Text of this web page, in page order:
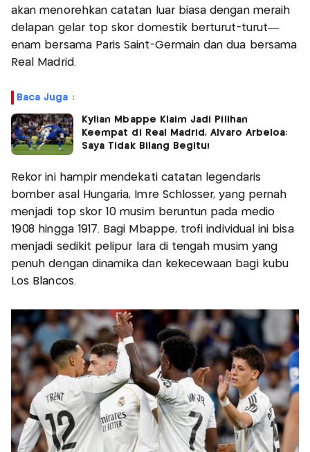
akan menorehkan catatan luar biasa dengan meraih
delapan gelar top skor domestik berturut-turut—
enam bersama Paris Saint-Germain dan dua bersama
Real Madrid.
Baca Juga :
Kylian Mbappe Klaim Jadi Pilihan
Keempat di Real Madrid, Alvaro Arbeloa:
Saya Tidak Bilang Begitu!
Rekor ini hampir mendekati catatan legendaris
bomber asal Hungaria, Imre Schlosser, yang pernah
menjadi top skor 10 musim beruntun pada medio
1908 hingga 1917. Bagi Mbappe, trofi individual ini bisa
menjadi sedikit pelipur lara di tengah musim yang
penuh dengan dinamika dan kekecewaan bagi kubu
Los Blancos.